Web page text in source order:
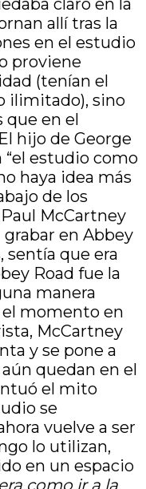
claro en la
allí tras la
en el estudio
proviene
(tenían el
ilimitado), sino
que en el
hijo de George
estudio como
haya idea más
de los
McCartney
en Abbey
sentía que era
Road fue la
manera
el momento en
McCartney
y se pone a
quedan en el
el mito
se
vuelve a ser
lo utilizan,
en un espacio
como ir a la